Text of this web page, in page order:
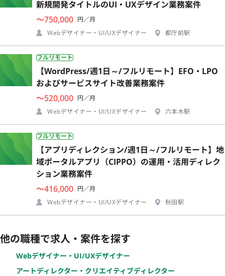
新規開発タイトルのUI・UXデザイン業務案件
〜750,000 円／月
Webデザイナー・UI/UXデザイナー
都庁前駅
フルリモート
【WordPress/週1日～/フルリモート】EFO・LPO
およびサービスサイト改善業務案件
〜520,000 円／月
Webデザイナー・UI/UXデザイナー
六本木駅
フルリモート
【アプリディレクション/週1日～/フルリモート】地
域ポータルアプリ（CIPPO）の運用・活用ディレク
ション業務案件
〜416,000 円／月
Webデザイナー・UI/UXデザイナー
秋田駅
他の職種で求人・案件を探す
Webデザイナー・UI/UXデザイナー
アートディレクター・クリエイティブディレクター